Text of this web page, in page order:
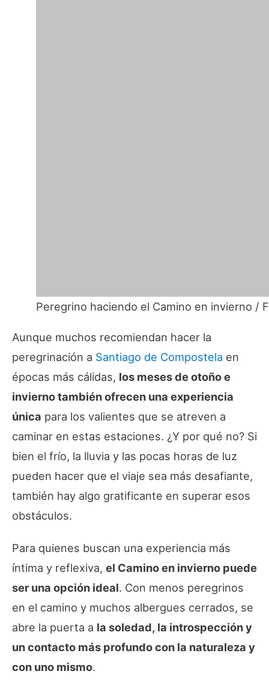
Peregrino haciendo el Camino en invierno /
Aunque muchos recomiendan hacer la
peregrinación a Santiago de Compostela en
épocas más cálidas, los meses de otoño e
invierno también ofrecen una experiencia
única para los valientes que se atreven a
caminar en estas estaciones. ¿Y por qué no? Si
bien el frío, la lluvia y las pocas horas de luz
pueden hacer que el viaje sea más desafiante,
también hay algo gratificante en superar esos
obstáculos.
Para quienes buscan una experiencia más
íntima y reflexiva, el Camino en invierno puede
ser una opción ideal. Con menos peregrinos
en el camino y muchos albergues cerrados, se
abre la puerta a la soledad, la introspección y
un contacto más profundo con la naturaleza y
con uno mismo.